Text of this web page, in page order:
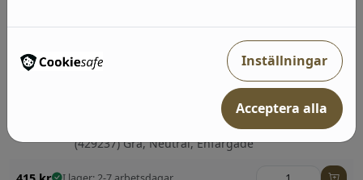
Industri 2
(428964) Guld, Svart, Sten, betong & trä
(429237) Grå, Neutral, Enfärgade
Inställningar
Acceptera alla